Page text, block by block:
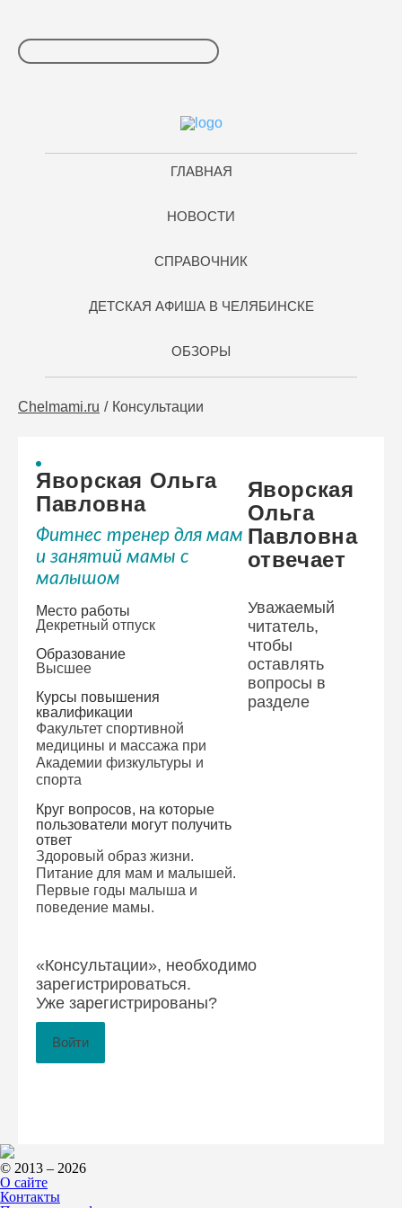
ГЛАВНАЯ
НОВОСТИ
СПРАВОЧНИК
ДЕТСКАЯ АФИША В ЧЕЛЯБИНСКЕ
ОБЗОРЫ
Chelmami.ru Консультации
Яворская Ольга
Павловна
Фитнес тренер для мам
и занятий мамы с
малышом
Место работы
Декретный отпуск
Образование
Высшее
Курсы повышения
квалификации
Факультет спортивной
медицины и массажа при
Академии физкультуры и
спорта
Круг вопросов, на которые
пользователи могут получить
ответ
Здоровый образ жизни.
Питание для мам и малышей.
Первые годы малыша и
поведение мамы.
Яворская
Ольга
Павловна
отвечает
Уважаемый
читатель,
чтобы
оставлять
вопросы в
разделе
«Консультации», необходимо
зарегистрироваться.
Уже зарегистрированы?
Войти
© 2013 – 2026
О сайте
Контакты